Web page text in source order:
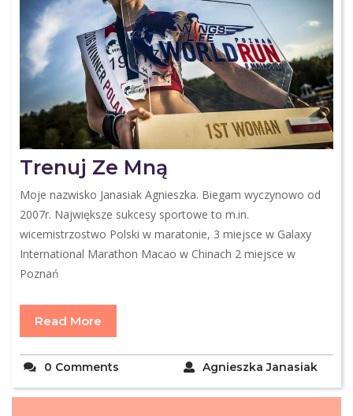
Trenuj Ze Mną
Moje nazwisko Janasiak Agnieszka. Biegam wyczynowo od
2007r. Największe sukcesy sportowe to m.in.
wicemistrzostwo Polski w maratonie, 3 miejsce w Galaxy
International Marathon Macao w Chinach 2 miejsce w
Poznań
Read More
Agnieszka Janasiak
0 Comments